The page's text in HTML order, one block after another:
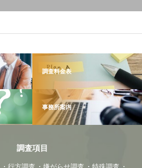
調査料金表
事務所案内
調査項目